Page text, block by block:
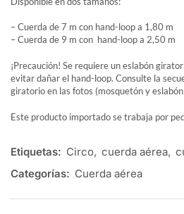
– Cuerda de 7 m con hand-loop a 1,80 m
– Cuerda de 9 m con hand-loop a 2,50 m
¡Precaución! Se requiere un eslabón
evitar dañar el hand-loop. Consulte la
giratorio en las fotos (mosquetón y
Este producto importado se trabaja por
Etiquetas: Circo, cuerda aérea,
Categorías: Cuerda aérea